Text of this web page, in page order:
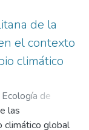
Patagónico. El
de relación
que ocurren
de P.
variables:
de
de 59 árboles.
que propone
de cambios en
de la
el contexto
climático
de
)Datri, Leonardo
Morata, Clara;
las
climático global